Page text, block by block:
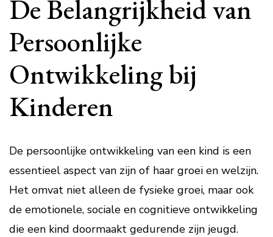
De Belangrijkheid van
Persoonlijke
Ontwikkeling bij
Kinderen
De persoonlijke ontwikkeling van een kind is een
essentieel aspect van zijn of haar groei en welzijn.
Het omvat niet alleen de fysieke groei, maar ook
de emotionele, sociale en cognitieve ontwikkeling
die een kind doormaakt gedurende zijn jeugd.